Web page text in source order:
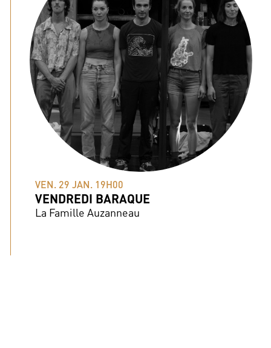
VEN. 29 JAN. 19H00
VENDREDI BARAQUE
La Famille Auzanneau